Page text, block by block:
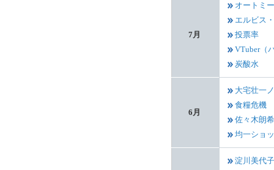
7月
オートミ
エルビス
投票率
VTuber（
炭酸水
6月
大宅壮一
食糧危機
佐々木朗希
均一ショ
淀川美代子